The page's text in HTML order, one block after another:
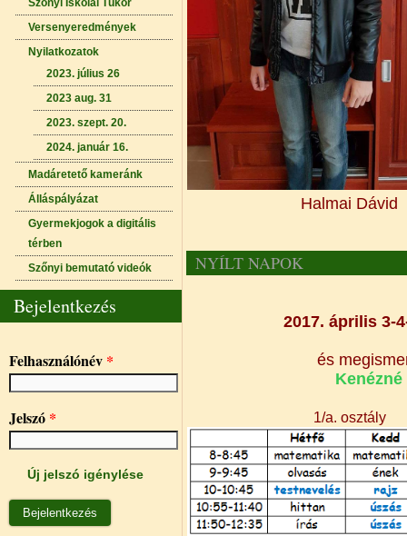
Szőnyi Iskolai Tükör
Versenyeredmények
Nyilatkozatok
2023. július 26
2023 aug. 31
2023. szept. 20.
2024. január 16.
Madáretető kameránk
Álláspályázat
Gyermekjogok a digitális
térben
Szőnyi bemutató videók
Bejelentkezés
Felhasználónév *
Jelszó *
Új jelszó igénylése
Halmai Dávid
NYÍLT NAPOK
2017. április 3-
és
1/a. osztály